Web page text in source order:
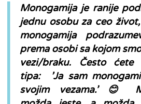
Monogamija je ranije
jednu osobu za ceo
monogamija
prema osobi sa kojom
vezi/braku. Često ćete
tipa: ’Ja sam
svojim vezama.’ 😊